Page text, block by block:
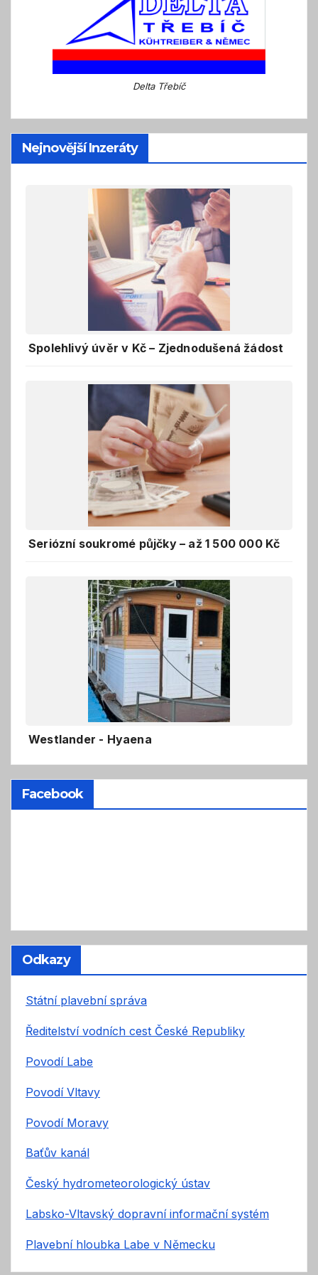
Delta Třebíč
Nejnovější Inzeráty
Spolehlivý úvěr v Kč – Zjednodušená žádost
Seriózní soukromé půjčky – až 1 500 000 Kč
Westlander - Hyaena
Facebook
Odkazy
Státní plavební správa
Ředitelství vodních cest České Republiky
Povodí Labe
Povodí Vltavy
Povodí Moravy
Baťův kanál
Český hydrometeorologický ústav
Labsko-Vltavský dopravní informační systém
Plavební hloubka Labe v Německu